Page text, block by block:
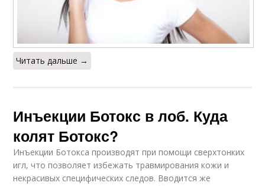
Читать дальше →
Инъекции Ботокс в лоб. Куда
колят Ботокс?
Инъекции Ботокса производят при помощи сверхтонких
игл, что позволяет избежать травмирования кожи и
некрасивых специфических следов. Вводится же